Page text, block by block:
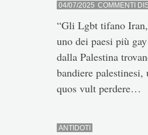
04/07/2025 COMMENTI
“Gli Lgbt tifano
uno dei paesi più
dalla Palestina
bandiere
quos vult perdere…
ANTIDOTI